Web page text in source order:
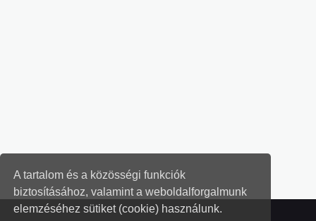
A tartalom és a közösségi funkciók
biztosításához, valamint a weboldalforgalmunk
elemzéséhez sütiket (cookie) használunk.